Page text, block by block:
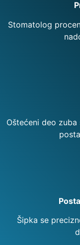
Stomatolog
Oštećeni deo
Šipka se